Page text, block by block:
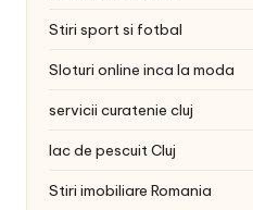
Stiri sport si fotbal
Sloturi online inca la moda
servicii curatenie cluj
lac de pescuit Cluj
Stiri imobiliare Romania